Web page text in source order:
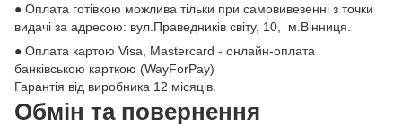
● Оплата готівкою можлива тільки при самовивезенні з точки
видачі за адресою: вул.Праведників світу, 10, м.Вінниця.
● Оплата картою Visa, Mastercard - онлайн-оплата
банківською карткою (WayForPay)
Гарантія від виробника 12 місяців.
Обмін та повернення